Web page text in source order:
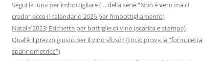
Segui la luna per imbottigliare (… della serie “Non è vero ma ci
credo” ecco il calendario 2026 per l’imbottigliamento)
Natale 2023: Etichette per bottiglie di vino (scarica e stampa)
Qual’è il prezzo giusto per il vino sfuso? (trick: prova la “formuletta
spannometrica”)